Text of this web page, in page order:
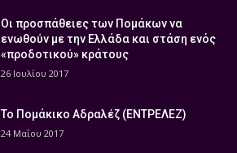
Οι προσπάθειες των Πομάκων να
ενωθούν με την Ελλάδα και στάση ενός
«προδοτικού» κράτους
26 Ιουλίου 2017
Το Πομάκικο Αδραλέζ (ΕΝΤΡΕΛΕΖ)
24 Μαΐου 2017